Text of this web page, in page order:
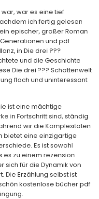
war es eine tief
ich fertig gelesen
epischer, großer Roman
und pdf
in Die drei ???
und die Geschichte
Die drei ??? Schattenwelt
flach und uninteressant
ist eine mächtige
in Fortschritt sind, ständig
wir die Komplexitäten
bietet eine einzigartige
Es ist sowohl
es zu einem rezension
sich für die Dynamik von
Die Erzählung selbst ist
kostenlose bücher pdf